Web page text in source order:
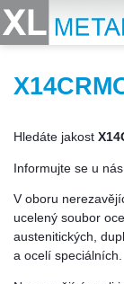
Hledáte jakost
Informujte se u nás.
V oboru
ucelený soubor
austenitických,
a ocelí speciálních.